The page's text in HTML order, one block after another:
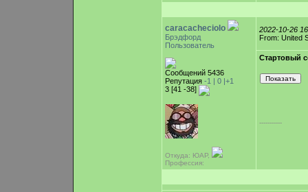
caracacheciolo
Брэдфорд
Пользователь
Сообщений 5436
Репутация -1 | 0 |+1
3 [41 -38]
Откуда: ЮАР,
Профессия:
2022-10-26
From: United
Стартовый
-----------